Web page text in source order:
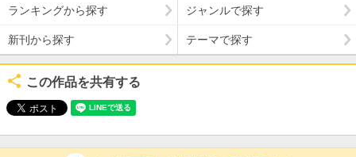
ランキングから探す ジャンルで探す
新刊から探す テーマで探す
この作品を共有する